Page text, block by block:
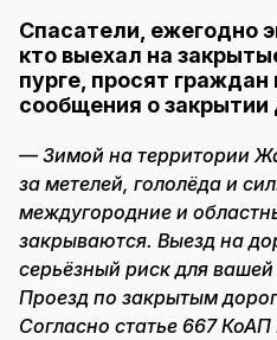
Спасатели, ежегодно
кто выехал на
пурге, просят граждан
сообщения о закрытии
— Зимой на территории
за метелей, гололёда и
междугородние и
закрываются. Выезд на
серьёзный риск для
Проезд по закрытым
Согласно статье 667